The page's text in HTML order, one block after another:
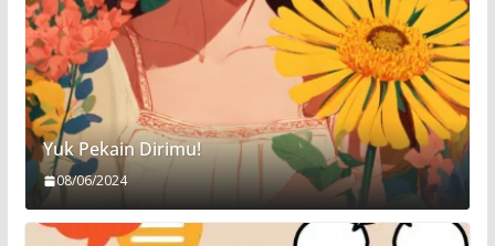
Yuk Pekain Dirimu!
08/06/2024